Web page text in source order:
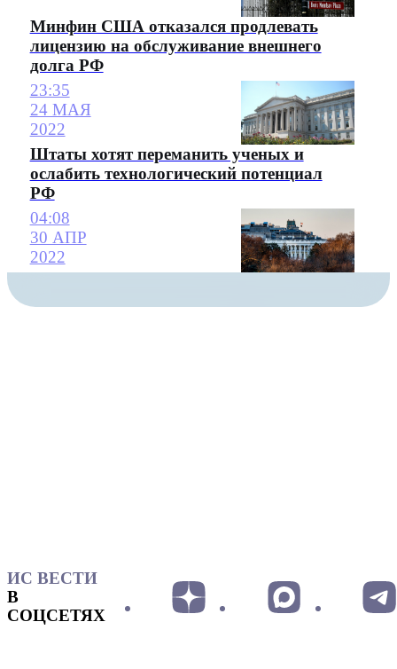
Минфин США отказался продлевать
лицензию на обслуживание внешнего
долга РФ
23:35
24 МАЯ
2022
Штаты хотят переманить ученых и
ослабить технологический потенциал
РФ
04:08
30 АПР
2022
ИС ВЕСТИ
В
СОЦСЕТЯХ